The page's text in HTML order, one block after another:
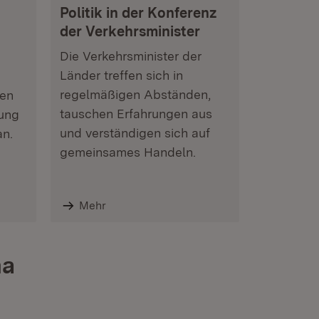
Politik in der Konferenz
der Verkehrsminister
Die Verkehrsminister der
Länder treffen sich in
regelmäßigen Abständen,
tauschen Erfahrungen aus
und verständigen sich auf
gemeinsames Handeln.
Mehr